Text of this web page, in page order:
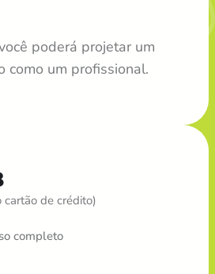
poderá projetar um
como um profissional.
cartão de crédito)
completo